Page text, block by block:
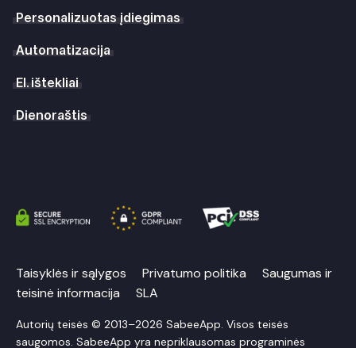
Personalizuotas įdiegimas
Automatizacija
El. ištekliai
Dienoraštis
Taisyklės ir sąlygos Privatumo politika
Saugumas ir
teisinė informacija
SLA
Autorių teisės © 2013–2026 SabeeApp. Visos teisės
saugomos. SabeeApp yra nepriklausomas programinės